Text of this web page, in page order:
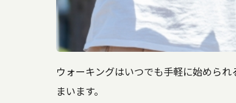
ウォーキングはいつでも手軽に始めら
まいます。